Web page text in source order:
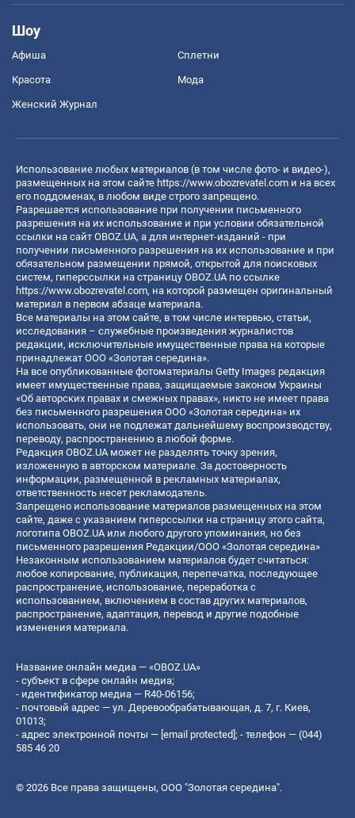
Шоу
Афиша Сплетни
Красота Мода
Женский Журнал
Использование любых материалов (в том числе фото- и видео-),
размещенных на этом сайте https://www.obozrevatel.com и на всех
его поддоменах, в любом виде строго запрещено.
Разрешается использование при получении письменного
разрешения на их использование и при условии обязательной
ссылки на сайт OBOZ.UA, а для интернет-изданий - при
получении письменного разрешения на их использование и при
обязательном размещении прямой, открытой для поисковых
систем, гиперссылки на страницу OBOZ.UA по ссылке
https://www.obozrevatel.com, на которой размещен оригинальный
материал в первом абзаце материала.
Все материалы на этом сайте, в том числе интервью, статьи,
исследования – служебные произведения журналистов
редакции, исключительные имущественные права на которые
принадлежат ООО «Золотая середина».
На все опубликованные фотоматериалы Getty Images редакция
имеет имущественные права, защищаемые законом Украины
«Об авторских правах и смежных правах», никто не имеет права
без письменного разрешения ООО «Золотая середина» их
использовать, они не подлежат дальнейшему воспроизводству,
переводу, распространению в любой форме.
Редакция OBOZ.UA может не разделять точку зрения,
изложенную в авторском материале. За достоверность
информации, размещенной в рекламных материалах,
ответственность несет рекламодатель.
Запрещено использование материалов размещенных на этом
сайте, даже с указанием гиперссылки на страницу этого сайта,
логотипа OBOZ.UA или любого другого упоминания, но без
письменного разрешения Редакции/ООО «Золотая середина»
Незаконным использованием материалов будет считаться:
любое копирование, публикация, перепечатка, последующее
распространение, использование, переработка с
использованием, включением в состав других материалов,
распространение, адаптация, перевод и другие подобные
изменения материала.
Название онлайн медиа — «OBOZ.UA»
- субъект в сфере онлайн медиа;
- идентификатор медиа — R40-06156;
- почтовый адрес — ул. Деревообрабатывающая, д. 7, г. Киев,
01013;
- адрес электронной почты — [email protected]; - телефон — (044)
585 46 20
© 2026 Все права защищены, ООО "Золотая середина".